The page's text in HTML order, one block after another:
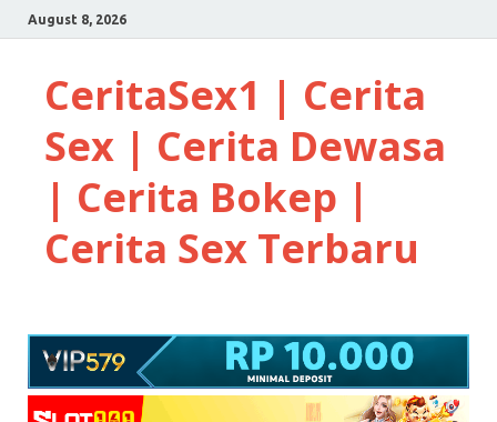
August 8, 2026
CeritaSex1 | Cerita
Sex | Cerita Dewasa
| Cerita Bokep |
Cerita Sex Terbaru